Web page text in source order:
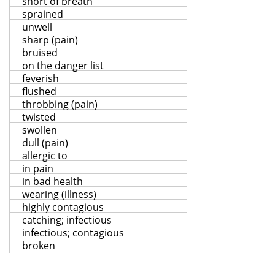
sprained
unwell
sharp (pain)
bruised
on the danger list
feverish
flushed
throbbing (pain)
twisted
swollen
dull (pain)
allergic to
in pain
in bad health
wearing (illness)
highly contagious
catching; infectious
infectious; contagious
broken